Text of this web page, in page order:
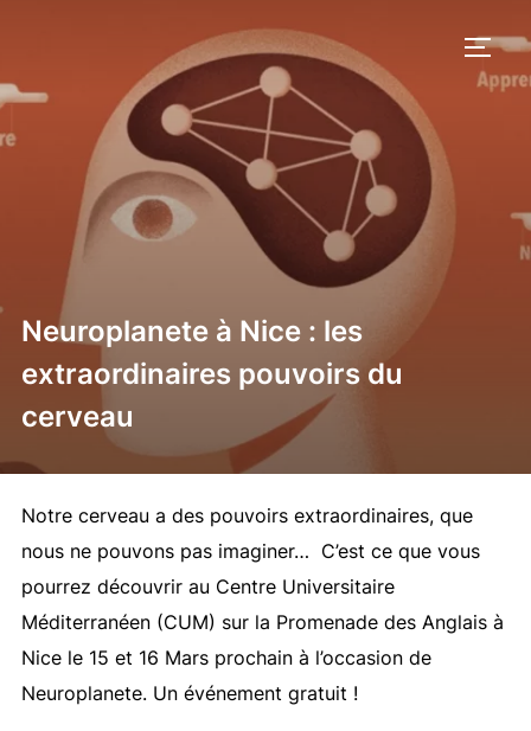
contenu
Neuroplanete à Nice : les
extraordinaires pouvoirs du
cerveau
Notre cerveau a des pouvoirs extraordinaires, que
nous ne pouvons pas imaginer… C’est ce que vous
pourrez découvrir au Centre Universitaire
Méditerranéen (CUM) sur la Promenade des Anglais à
Nice le 15 et 16 Mars prochain à l’occasion de
Neuroplanete. Un événement gratuit !